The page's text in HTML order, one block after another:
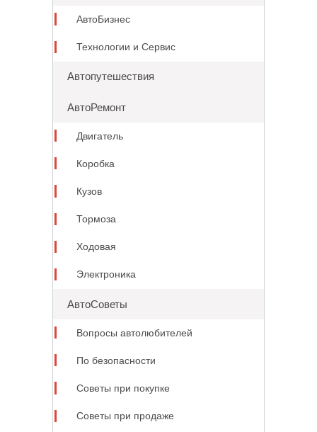
АвтоБизнес
Технологии и Сервис
Автопутешествия
АвтоРемонт
Двигатель
Коробка
Кузов
Тормоза
Ходовая
Электроника
АвтоСоветы
Вопросы автолюбителей
По безопасности
Советы при покупке
Советы при продаже